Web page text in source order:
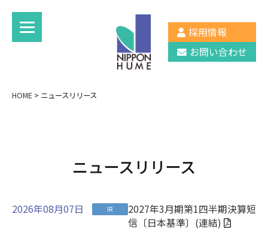
採用情報
お問い合わせ
HOME > ニュースリリース
ニュースリリース
2026年08月07日 IR
2027年3月期第1四半期決算短
信〔日本基準〕(連結)